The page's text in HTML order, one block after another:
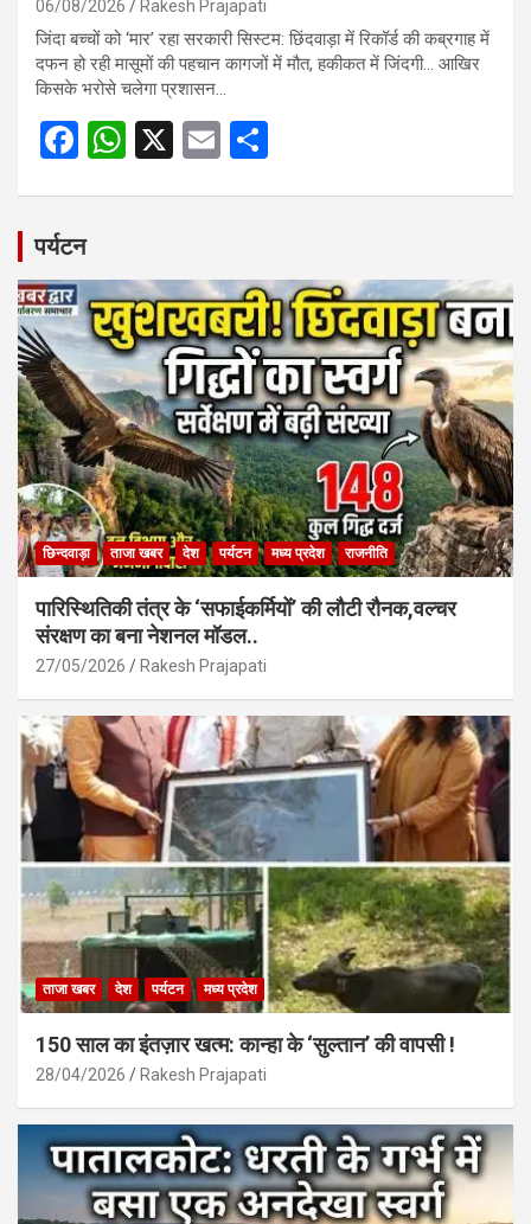
06/08/2026 Rakesh Prajapati
जिंदा बच्चों को ‘मार’ रहा सरकारी सिस्टम: छिंदवाड़ा में रिकॉर्ड की कब्रगाह में
दफन हो रही मासूमों की पहचान कागजों में मौत, हकीकत में जिंदगी… आखिर
किसके भरोसे चलेगा प्रशासन…
F
b
o
o
k
W
A
p
p
X
E
पर्यटन
छिन्दवाड़ा ताजा खबर देश पर्यटन मध्य प्रदेश राजनीति
पारिस्थितिकी तंत्र के ‘सफाईकर्मियों’ की लौटी रौनक,वल्चर
संरक्षण का बना नेशनल मॉडल..
27/05/2026 Rakesh Prajapati
ताजा खबर देश पर्यटन मध्य प्रदेश
150 साल का इंतज़ार खत्म: कान्हा के ‘सुल्तान’ की वापसी !
28/04/2026 Rakesh Prajapati